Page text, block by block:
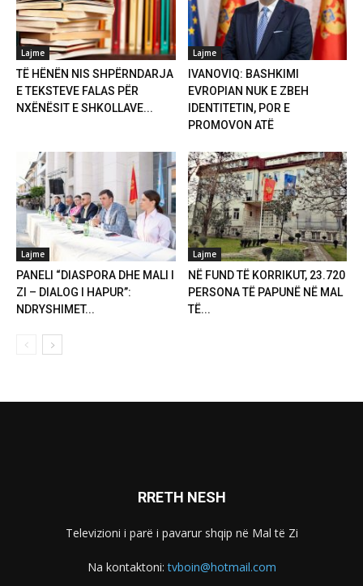
Lajme
TË HËNËN NIS SHPËRNDARJA
E TEKSTEVE FALAS PËR
NXËNËSIT E SHKOLLAVE...
Lajme
IVANOVIQ: BASHKIMI
EVROPIAN NUK E ZBEH
IDENTITETIN, POR E
PROMOVON ATË
Lajme
PANELI “DIASPORA DHE MALI I
ZI – DIALOG I HAPUR”:
NDRYSHIMET...
Lajme
NË FUND TË KORRIKUT, 23.720
PERSONA TË PAPUNË NË MAL
TË...
RRETH NESH
Televizioni i parë i pavarur shqip në Mal të Zi
Na kontaktoni:tvboin@hotmail.com